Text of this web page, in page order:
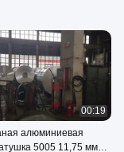
00:19
алюминиевая
5005 11,75 мм